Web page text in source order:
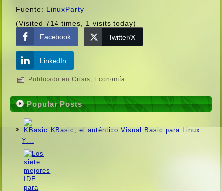
Fuente: LinuxParty
(Visited 714 times, 1 visits today)
Facebook
Twitter/X
LinkedIn
Publicado en Crisis, Economí­a
Popular Posts
KBasic, el auténtico Visual Basic para Linux.
Y…